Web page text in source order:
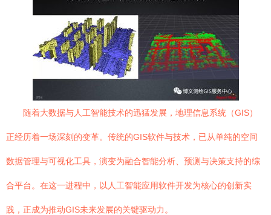
随着大数据与人工智能技术的迅猛发展，地理信息系统（GIS）
正经历着一场深刻的变革。传统的GIS软件与技术，已从单纯的空间
数据管理与可视化工具，演变为融合智能分析、预测与决策支持的综
合平台。在这一进程中，以人工智能应用软件开发为核心的创新实
践，正成为推动GIS未来发展的关键驱动力。